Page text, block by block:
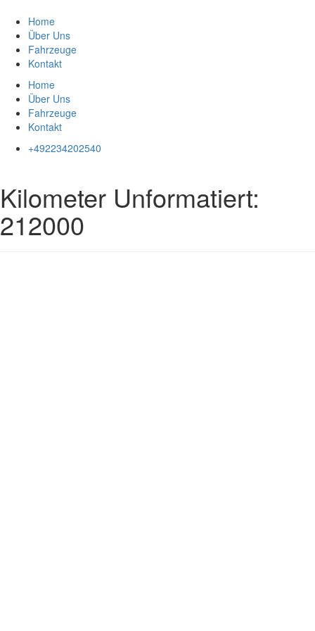
Inhalt
springen
Home
Über Uns
Fahrzeuge
Kontakt
Home
Über Uns
Fahrzeuge
Kontakt
+492234202540
Kilometer Unformatiert:
212000